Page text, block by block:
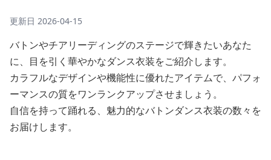
更新日 2026-04-15
バトンやチアリーディングのステージで輝きたいあなた
に、目を引く華やかなダンス衣装をご紹介します。
カラフルなデザインや機能性に優れたアイテムで、パフォ
ーマンスの質をワンランクアップさせましょう。
自信を持って踊れる、魅力的なバトンダンス衣装の数々を
お届けします。